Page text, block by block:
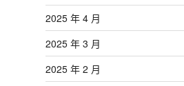
2025 年 4 月
2025 年 3 月
2025 年 2 月